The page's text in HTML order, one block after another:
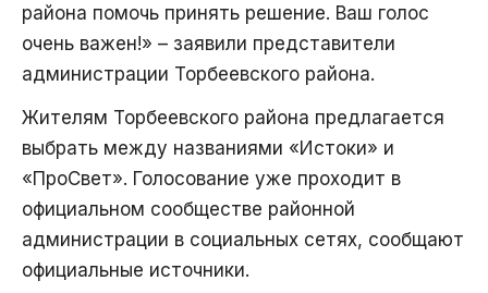
района помочь принять решение. Ваш голос
очень важен!» – заявили представители
администрации Торбеевского района.
Жителям Торбеевского района предлагается
выбрать между названиями «Истоки» и
«ПроСвет». Голосование уже проходит в
официальном сообществе районной
администрации в социальных сетях, сообщают
официальные источники.